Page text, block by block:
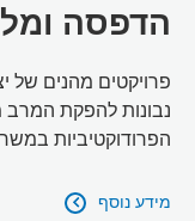
הדפסה
פרויקטים מהנים של
נבונות להפקת המרב
הפרודוקטיביות
מידע נוסף 